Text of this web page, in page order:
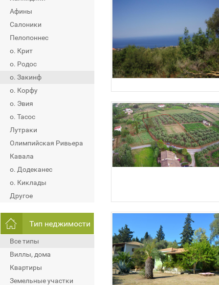
Афины
Салоники
Пелопоннес
о. Крит
о. Родос
о. Закинф
о. Корфу
о. Эвия
о. Тасос
Лутраки
Олимпийская Ривьера
Кавала
о. Додеканес
о. Киклады
Другое
Тип неджимости
Все типы
Виллы, дома
Квартиры
Земельные участки